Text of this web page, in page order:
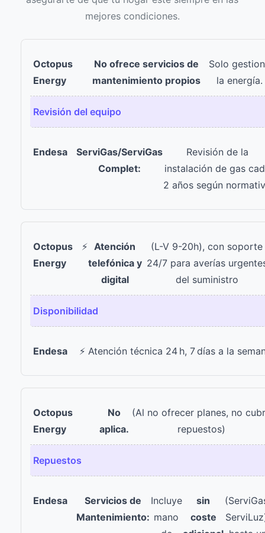
mejores condiciones.
No ofrece servicios de
mantenimiento propios
Solo
la energía.
Revisión del equipo
ServiGas/ServiGas
Complet:
Revisión de la
instalación de gas
2 años según
⚡ Atención
telefónica y
digital
(L-V 9-20h), con soporte
24/7 para averías
del suministro
Disponibilidad
⚡ Atención técnica 24 h, 7 días a la
No
aplica.
(Al no ofrecer planes, no
repuestos)
Repuestos
Servicios de
Mantenimiento:
Incluye
mano
sin
coste